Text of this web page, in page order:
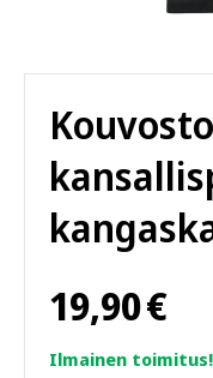
19,90€
Ilmainen toimitus!